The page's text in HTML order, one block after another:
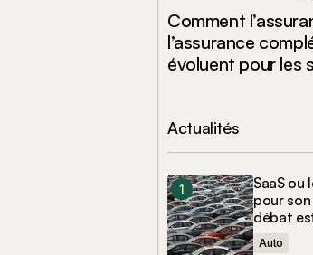
Comment
l’assurance
évoluent pour les
Actualités
SaaS ou
pour
débat
Auto